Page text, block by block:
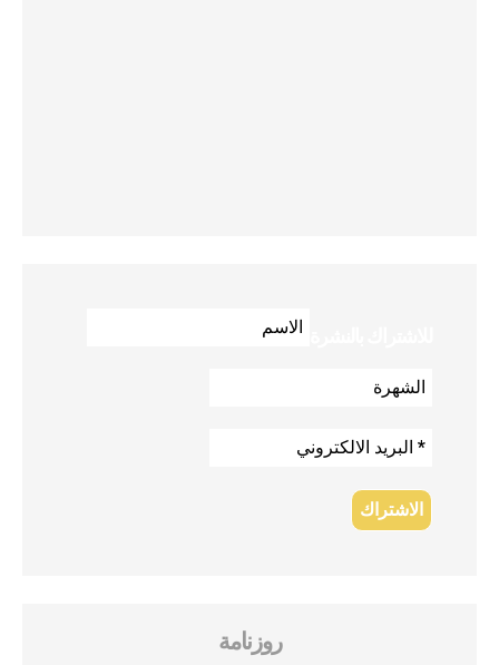
روزنامة